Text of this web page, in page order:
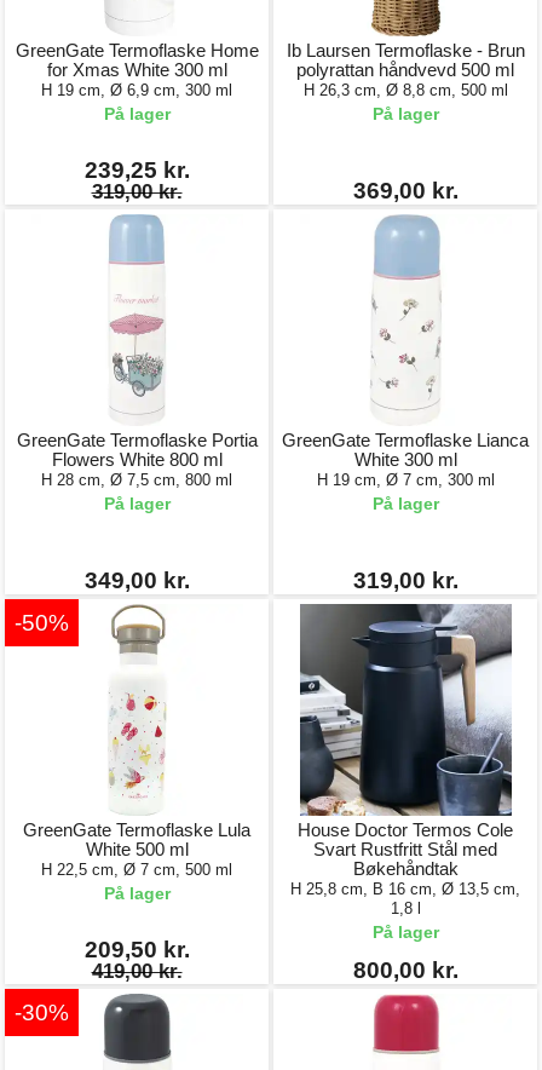
GreenGate Termoflaske Home
for Xmas White 300 ml
H 19 cm, Ø 6,9 cm, 300 ml
På lager
239,25 kr.
319,00 kr.
Ib Laursen Termoflaske - Brun
polyrattan håndvevd 500 ml
H 26,3 cm, Ø 8,8 cm, 500 ml
På lager
369,00 kr.
GreenGate Termoflaske Portia
Flowers White 800 ml
H 28 cm, Ø 7,5 cm, 800 ml
På lager
349,00 kr.
GreenGate Termoflaske Lianca
White 300 ml
H 19 cm, Ø 7 cm, 300 ml
På lager
319,00 kr.
-50%
GreenGate Termoflaske Lula
White 500 ml
H 22,5 cm, Ø 7 cm, 500 ml
På lager
209,50 kr.
419,00 kr.
House Doctor Termos Cole
Svart Rustfritt Stål med
Bøkehåndtak
H 25,8 cm, B 16 cm, Ø 13,5 cm,
1,8 l
På lager
800,00 kr.
-30%